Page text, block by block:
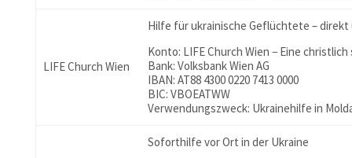
LIFE Church Wien
Hilfe für ukrainische Geflüchtete – direkt
Konto: LIFE Church Wien − Eine
Bank: Volksbank Wien AG
IBAN: AT88 4300 0220 7413 0000
BIC: VBOEATWW
Verwendungszweck: Ukrainehilfe in
Soforthilfe vor Ort in der Ukraine